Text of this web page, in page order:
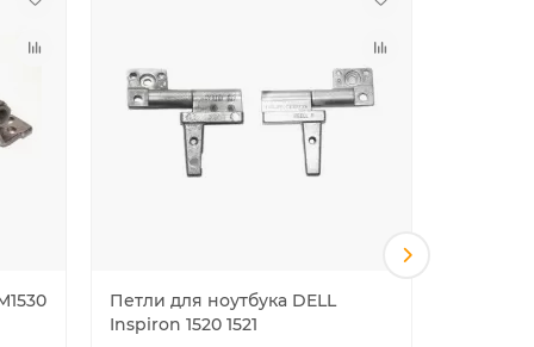
Петли для ноутбука DELL
Inspiron 1520 1521